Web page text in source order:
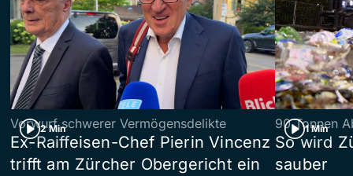
2 Min
Vorwurf schwerer Vermögensdelikte
Ex-Raiffeisen-Chef Pierin Vincenz
trifft am Zürcher Obergericht ein
1 Min
90 Tonnen
So wird
sauber